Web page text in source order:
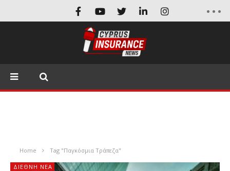
Home Tag "Παγκόσμια Τράπεζα"
ΔΙΕΘΝΉ ΝΈΑ